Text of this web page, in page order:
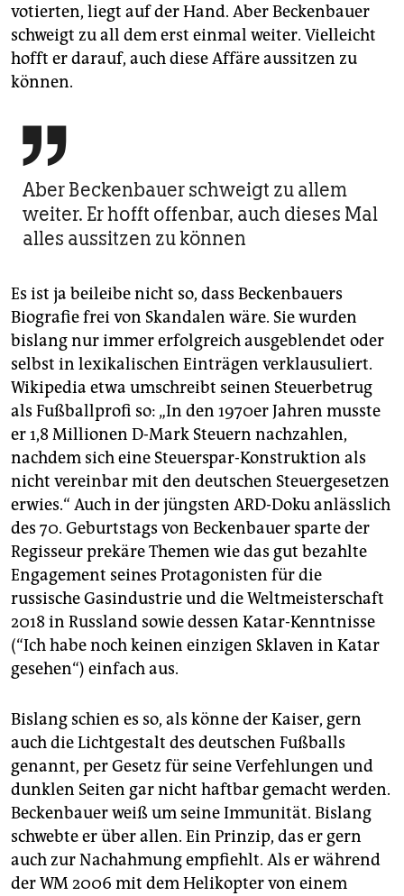
votierten, liegt auf der Hand. Aber Beckenbauer
schweigt zu all dem erst einmal weiter. Vielleicht
hofft er darauf, auch diese Affäre aussitzen zu
können.

Aber Beckenbauer schweigt zu allem
weiter. Er hofft offenbar, auch dieses Mal
alles aussitzen zu können
Es ist ja beileibe nicht so, dass Beckenbauers
Biografie frei von Skandalen wäre. Sie wurden
bislang nur immer erfolgreich ausgeblendet oder
selbst in lexikalischen Einträgen verklausuliert.
Wikipedia etwa umschreibt seinen Steuerbetrug
als Fußballprofi so: „In den 1970er Jahren musste
er 1,8 Millionen D-Mark Steuern nachzahlen,
nachdem sich eine Steuerspar-Konstruktion als
nicht vereinbar mit den deutschen Steuergesetzen
erwies.“ Auch in der jüngsten ARD-Doku anlässlich
des 70. Geburtstags von Beckenbauer sparte der
Regisseur prekäre Themen wie das gut bezahlte
Engagement seines Protagonisten für die
russische Gasindustrie und die Weltmeisterschaft
2018 in Russland sowie dessen Katar-Kenntnisse
(“Ich habe noch keinen einzigen Sklaven in Katar
gesehen“) einfach aus.
Bislang schien es so, als könne der Kaiser, gern
auch die Lichtgestalt des deutschen Fußballs
genannt, per Gesetz für seine Verfehlungen und
dunklen Seiten gar nicht haftbar gemacht werden.
Beckenbauer weiß um seine Immunität. Bislang
schwebte er über allen. Ein Prinzip, das er gern
auch zur Nachahmung empfiehlt. Als er während
der WM 2006 mit dem Helikopter von einem